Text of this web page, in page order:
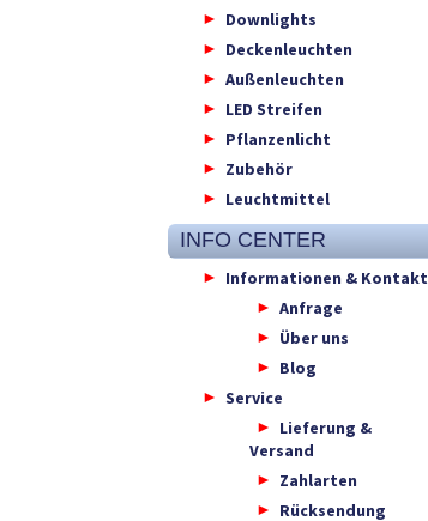
Downlights
Deckenleuchten
Außenleuchten
LED Streifen
Pflanzenlicht
Zubehör
Leuchtmittel
INFO CENTER
Informationen & Kontakt
Anfrage
Über uns
Blog
Service
Lieferung &
Versand
Zahlarten
Rücksendung